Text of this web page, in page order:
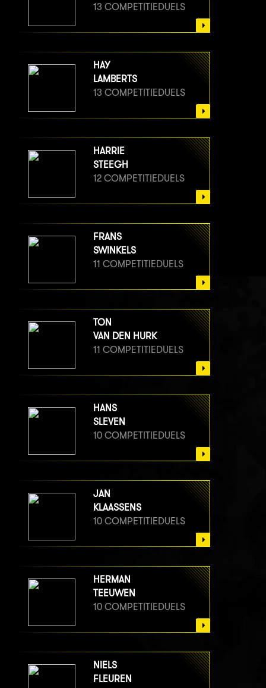
13 COMPETITIEDUELS
HAY
LAMBERTS
13 COMPETITIEDUELS
HARRIE
STEEGH
12 COMPETITIEDUELS
FRANS
SWINKELS
11 COMPETITIEDUELS
TON
VAN DEN HURK
11 COMPETITIEDUELS
HANS
SLEVEN
10 COMPETITIEDUELS
JAN
KLAASSENS
10 COMPETITIEDUELS
HERMAN
TEEUWEN
10 COMPETITIEDUELS
NIELS
FLEUREN